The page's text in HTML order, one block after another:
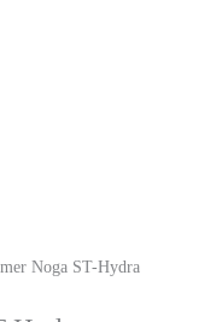
Noga ST-Hydra